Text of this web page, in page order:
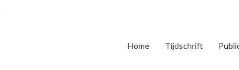
Home Tijdschrift